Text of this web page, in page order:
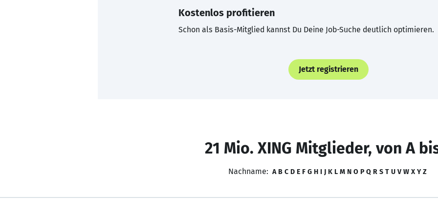
Kostenlos profitieren
Schon als Basis-Mitglied kannst Du Deine Job-Suche deutlich optimieren.
Jetzt registrieren
21 Mio. XING Mitglieder, von A
Nachname: A B C D E F G H I J K L M N O P Q R S T U V W X Y Z